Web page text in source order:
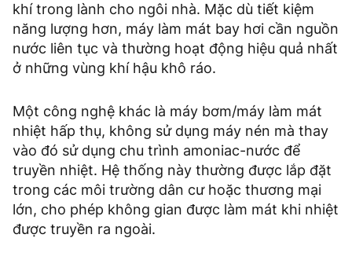
khí trong lành cho ngôi nhà. Mặc dù tiết kiệm
năng lượng hơn, máy làm mát bay hơi cần nguồn
nước liên tục và thường hoạt động hiệu quả nhất
ở những vùng khí hậu khô ráo.
Một công nghệ khác là máy bơm/máy làm mát
nhiệt hấp thụ, không sử dụng máy nén mà thay
vào đó sử dụng chu trình amoniac-nước để
truyền nhiệt. Hệ thống này thường được lắp đặt
trong các môi trường dân cư hoặc thương mại
lớn, cho phép không gian được làm mát khi nhiệt
được truyền ra ngoài.